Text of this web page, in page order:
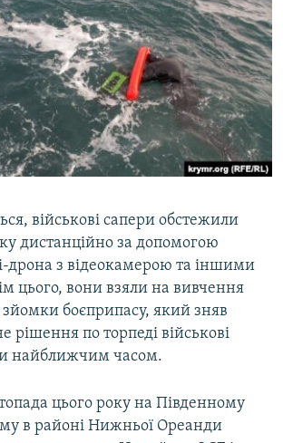
військові сапери обстежили
дистанційно за допомогою
дрона з відеокамерою та іншими
цього, вони взяли на вивчення
зйомки боєприпасу, який зняв
рішення по торпеді військові
найближчим часом.
цього року на Південному
в районі Нижньої Ореанди